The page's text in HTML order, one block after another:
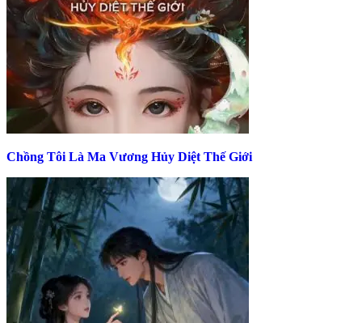
Chồng Tôi Là Ma Vương Hủy Diệt Thế Giới